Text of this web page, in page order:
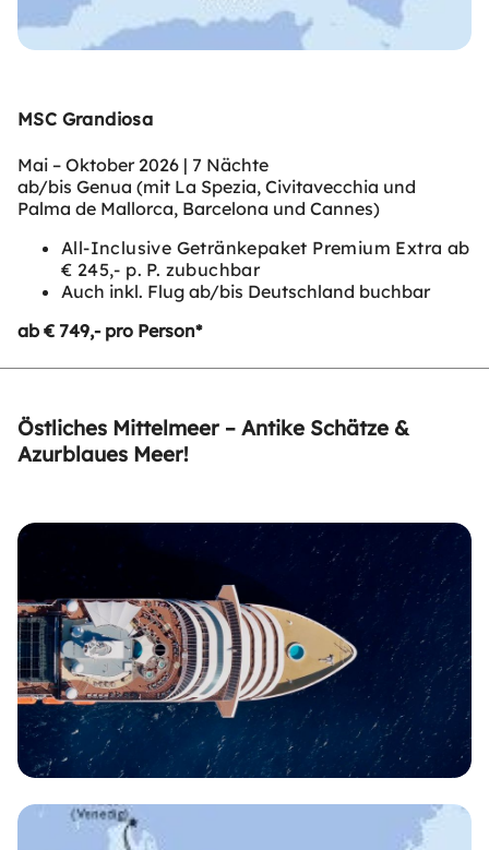
MSC Grandiosa
Mai – Oktober 2026 | 7 Nächte
ab/bis Genua (mit La Spezia, Civitavecchia und
Palma de Mallorca, Barcelona und Cannes)
All-Inclusive Getränkepaket Premium Extra ab
€ 245,- p. P. zubuchbar
Auch inkl. Flug ab/bis Deutschland buchbar
ab € 749,- pro Person*
Östliches Mittelmeer – Antike Schätze &
Azurblaues Meer!